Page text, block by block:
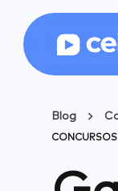
Blog
CONCURSOS